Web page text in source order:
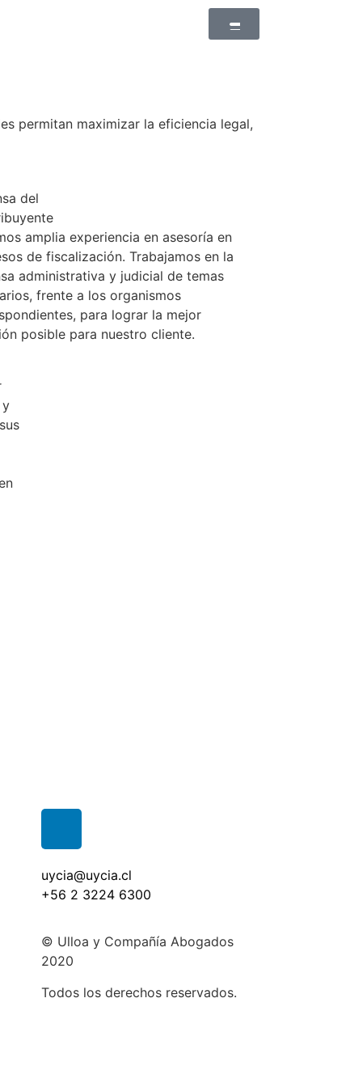
permitan maximizar la eficiencia legal,
del
amplia experiencia en asesoría en
de fiscalización. Trabajamos en la
administrativa y judicial de temas
frente a los organismos
para lograr la mejor
posible para nuestro cliente.
y
uycia@uycia.cl
+56 2 3224 6300
© Ulloa y Compañía Abogados
2020
Todos los derechos reservados.